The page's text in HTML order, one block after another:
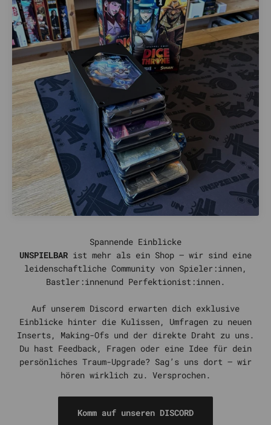
UNSPIELBAR ist mehr als ein Shop – wir sind eine
leidenschaftliche Community von Spieler:innen,
Bastler:innenund Perfektionist:innen.
Auf unserem Discord erwarten dich exklusive
Einblicke hinter die Kulissen, Umfragen zu neuen
Inserts, Making-Ofs und der direkte Draht zu uns.
Du hast Feedback, Fragen oder eine Idee für dein
persönliches Traum-Upgrade? Sag’s uns dort – wir
hören wirklich zu. Versprochen.
Komm auf unseren DISCORD